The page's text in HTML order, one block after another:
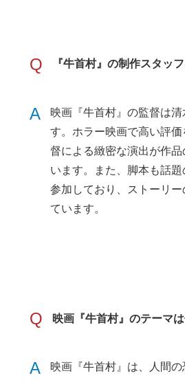
Q 『牛首村』の制作スタッ
A
映画『牛首村』の監督は清
す。ホラー映画で高い評
督による緻密な演出が作
います。また、脚本も話
参加しており、ストーリ
ています。
Q 映画『牛首村』のテーマ
A
映画『牛首村』は、人間